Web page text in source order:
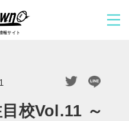
報サイト
目校Vol.11 ～